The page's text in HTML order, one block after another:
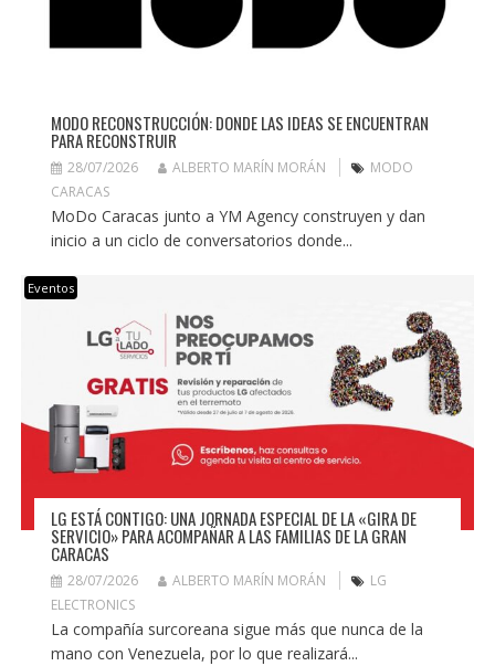
MODO RECONSTRUCCIÓN: DONDE LAS IDEAS SE ENCUENTRAN
PARA RECONSTRUIR
28/07/2026 ALBERTO MARÍN MORÁN
MODO
CARACAS
MoDo Caracas junto a YM Agency construyen y dan
inicio a un ciclo de conversatorios donde...
Eventos
LG ESTÁ CONTIGO: UNA JORNADA ESPECIAL DE LA «GIRA DE
SERVICIO» PARA ACOMPAÑAR A LAS FAMILIAS DE LA GRAN
CARACAS
28/07/2026 ALBERTO MARÍN MORÁN
LG
ELECTRONICS
La compañía surcoreana sigue más que nunca de la
mano con Venezuela, por lo que realizará...